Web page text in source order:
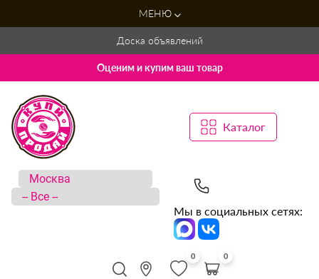
МЕНЮ
Доска объявлений
Оценим и купим ваш товар
Каталог
Мы в социальных сетях:
0 0